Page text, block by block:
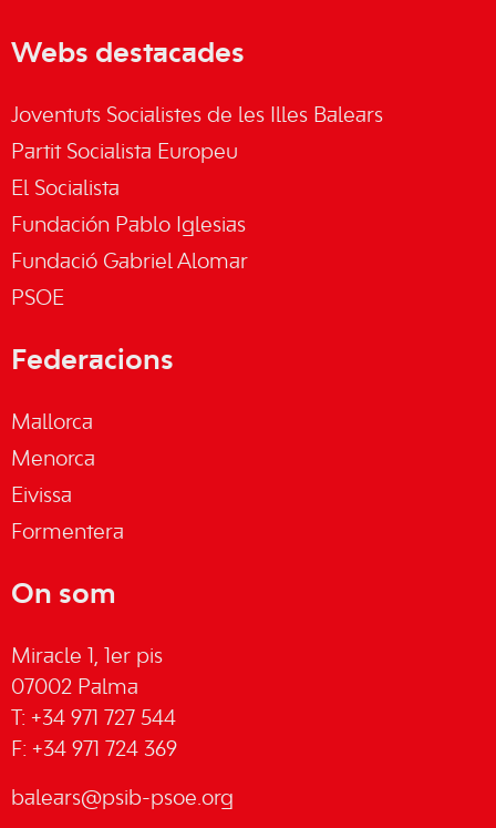
Webs destacades
Joventuts Socialistes de les Illes Balears
Partit Socialista Europeu
El Socialista
Fundación Pablo Iglesias
Fundació Gabriel Alomar
PSOE
Federacions
Mallorca
Menorca
Eivissa
Formentera
On som
Miracle 1, 1er pis
07002 Palma
T: +34 971 727 544
F: +34 971 724 369
balears@psib-psoe.org